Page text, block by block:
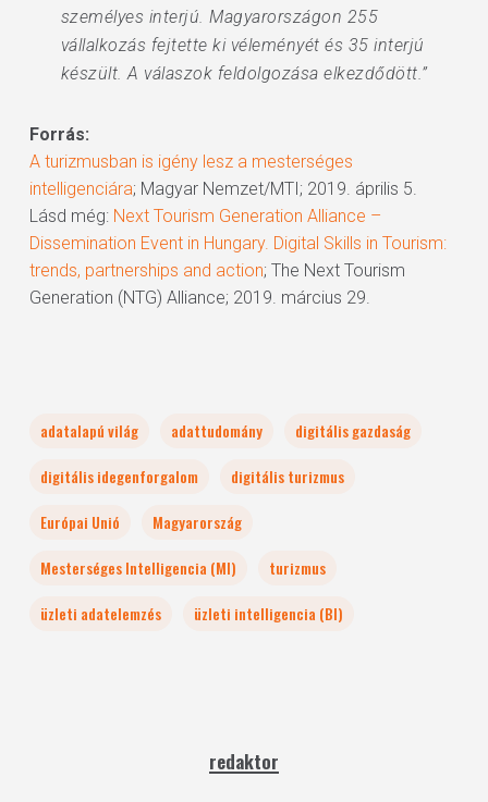
személyes interjú. Magyarországon 255
vállalkozás fejtette ki véleményét és 35 interjú
készült. A válaszok feldolgozása elkezdődött.”
Forrás:
A turizmusban is igény lesz a mesterséges
intelligenciára; Magyar Nemzet/MTI; 2019. április 5.
Lásd még: Next Tourism Generation Alliance –
Dissemination Event in Hungary. Digital Skills in Tourism:
trends, partnerships and action; The Next Tourism
Generation (NTG) Alliance; 2019. március 29.
adatalapú világ adattudomány
digitális gazdaság
digitális idegenforgalom
digitális turizmus
Európai Unió
Magyarország
Mesterséges Intelligencia (MI)
turizmus
üzleti adatelemzés
üzleti intelligencia (BI)
redaktor